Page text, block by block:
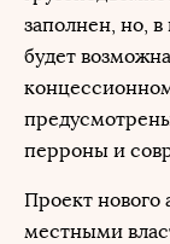
заполнен, но,
будет
перроны и
Проект нового
местными